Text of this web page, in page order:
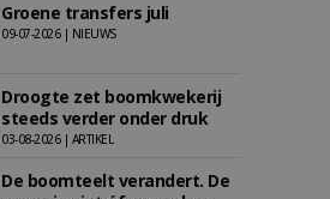
Groene transfers juli
09-07-2026 | NIEUWS
Droogte zet boomkwekerij
steeds verder onder druk
03-08-2026 | ARTIKEL
De boomteelt verandert. De